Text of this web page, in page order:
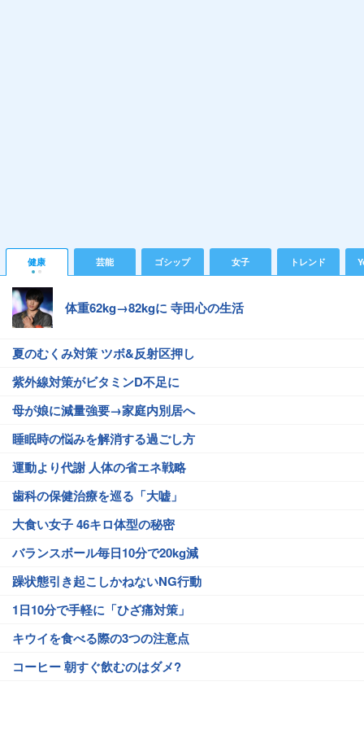
健康 芸能 ゴシップ 女子 トレンド
体重62kg→82kgに 寺田心の生活
夏のむくみ対策 ツボ&反射区押し
紫外線対策がビタミンD不足に
母が娘に減量強要→家庭内別居へ
睡眠時の悩みを解消する過ごし方
運動より代謝 人体の省エネ戦略
歯科の保健治療を巡る「大嘘」
大食い女子 46キロ体型の秘密
バランスボール毎日10分で20kg減
躁状態引き起こしかねないNG行動
1日10分で手軽に「ひざ痛対策」
キウイを食べる際の3つの注意点
コーヒー 朝すぐ飲むのはダメ?